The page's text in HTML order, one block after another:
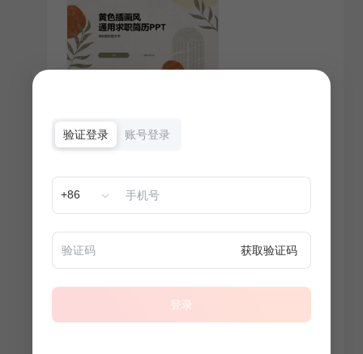
验证登录 账号登录
+86
获取验证码
登录